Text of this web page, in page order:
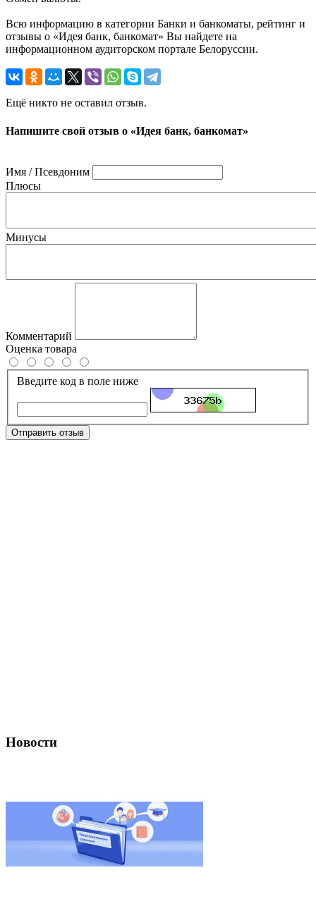
Всю информацию в категории Банки и банкоматы, рейтинг и
отзывы о «Идея банк, банкомат» Вы найдете на
информационном аудиторском портале Белоруссии.
Ещё никто не оставил отзыв.
Напишите свой отзыв о «Идея банк, банкомат»
Имя / Псевдоним
Плюсы
Минусы
Комментарий
Оценка товара
Введите код в поле ниже
Отправить отзыв
Новости